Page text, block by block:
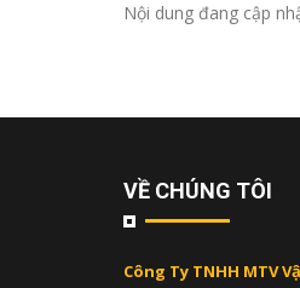
Nội dung đang cập
VỀ CHÚNG TÔI
Công Ty TNHH MTV